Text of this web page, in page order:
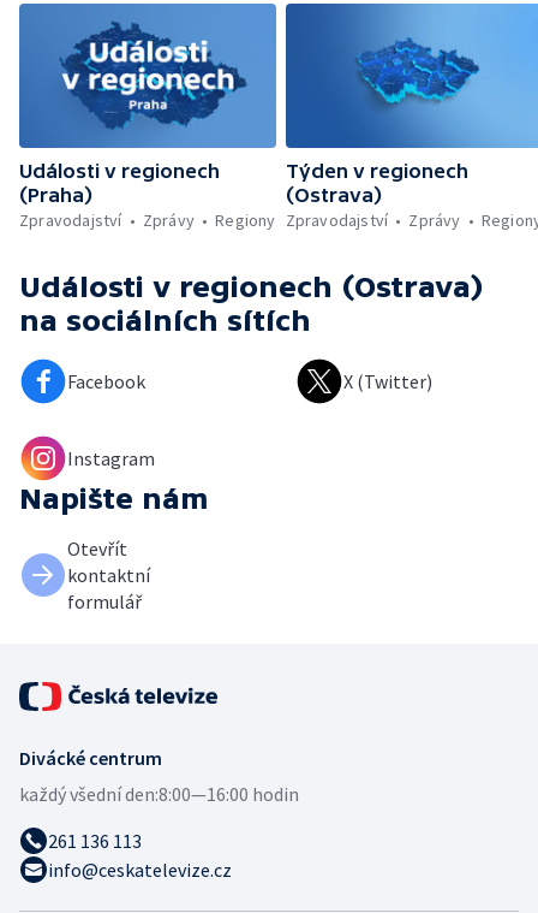
Události v regionech
(Praha)
Zpravodajství
Zprávy Regiony
Týden v regionech
(Ostrava)
Zpravodajství
Zprávy
Události v regionech (Ostrava)
na sociálních sítích
Facebook X (Twitter)
Instagram
Napište nám
Otevřít
kontaktní
formulář
Divácké centrum
každý všední den:8:00—16:00 hodin
261 136 113
info@ceskatelevize.cz